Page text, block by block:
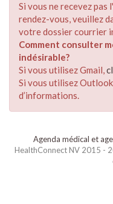
Si vous ne recevez
rendez-vous, veuillez
votre dossier courrier
Comment consulter
indésirable?
Si vous utilisez Gmail,
Si vous utilisez
d’informations.
Agenda médical et
HealthConnect NV 2015 -